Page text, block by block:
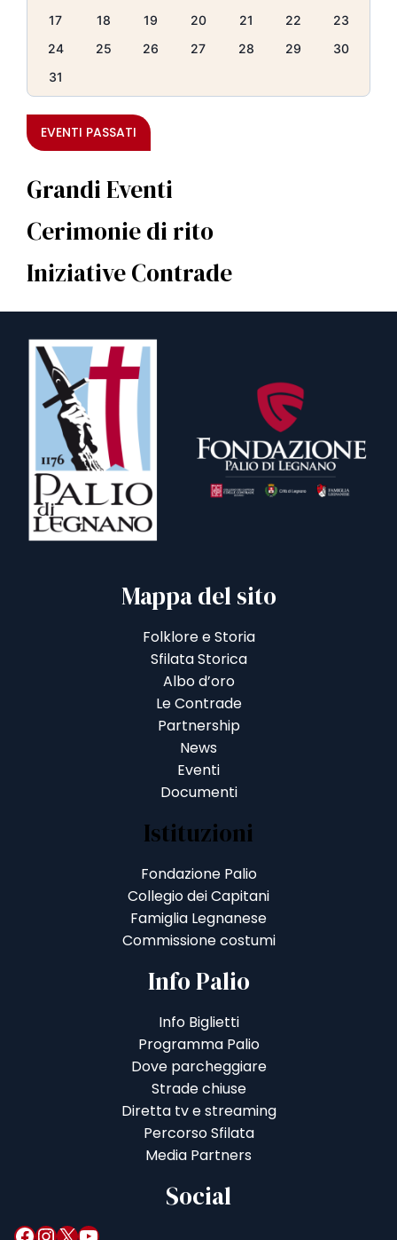
17
18 19 20 21 22
23
24
25 26 27 28 29
30
31
EVENTI PASSATI
Grandi Eventi
Cerimonie di rito
Iniziative Contrade
Mappa del sito
Folklore e Storia
Sfilata Storica
Albo d’oro
Le Contrade
Partnership
News
Eventi
Documenti
Istituzioni
Fondazione Palio
Collegio dei Capitani
Famiglia Legnanese
Commissione costumi
Info Palio
Info Biglietti
Programma Palio
Dove parcheggiare
Strade chiuse
Diretta tv e streaming
Percorso Sfilata
Media Partners
Social